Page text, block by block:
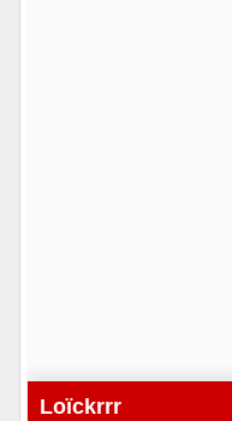
Loïckrrr